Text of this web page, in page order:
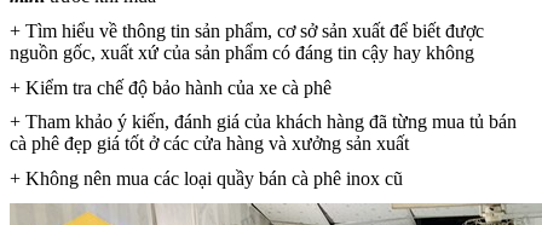
+ Tìm hiểu về thông tin sản phẩm, cơ sở sản xuất để biết được
nguồn gốc, xuất xứ của sản phẩm có đáng tin cậy hay không
+ Kiểm tra chế độ bảo hành của xe cà phê
+ Tham khảo ý kiến, đánh giá của khách hàng đã từng mua tủ bán
cà phê đẹp giá tốt ở các cửa hàng và xưởng sản xuất
+ Không nên mua các loại quầy bán cà phê inox cũ